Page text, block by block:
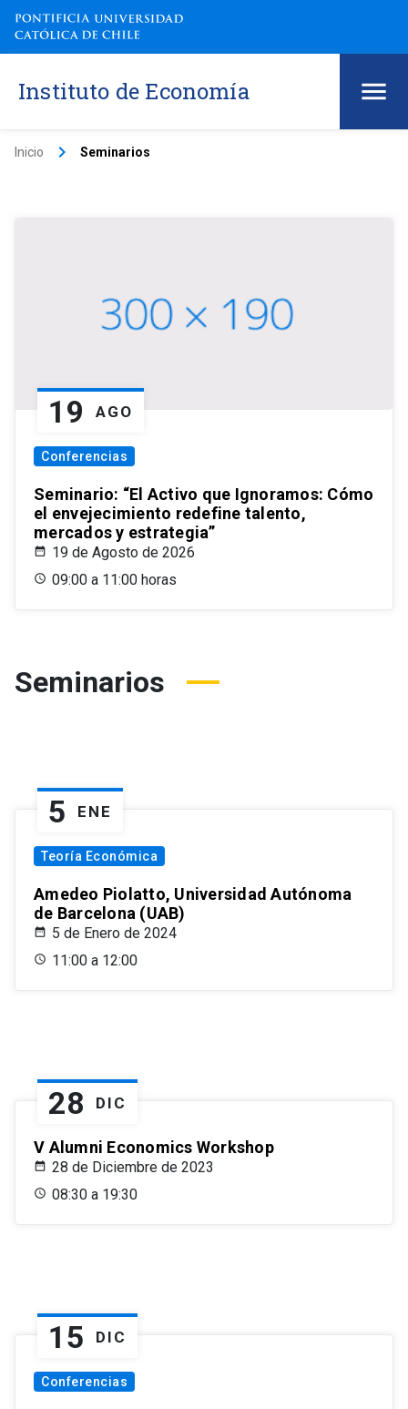
Instituto de Economía
Inicio keyboard_arrow_right Seminarios
19 AGO
Conferencias
Seminario: “El Activo que Ignoramos: Cómo
el envejecimiento redefine talento,
mercados y estrategia”
19 de Agosto de 2026
09:00 a 11:00 horas
Seminarios
5 ENE
Teoría Económica
Amedeo Piolatto, Universidad Autónoma
de Barcelona (UAB)
5 de Enero de 2024
11:00 a 12:00
28 DIC
V Alumni Economics Workshop
28 de Diciembre de 2023
08:30 a 19:30
15 DIC
Conferencias